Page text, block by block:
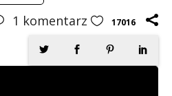
1 komentarz 17016